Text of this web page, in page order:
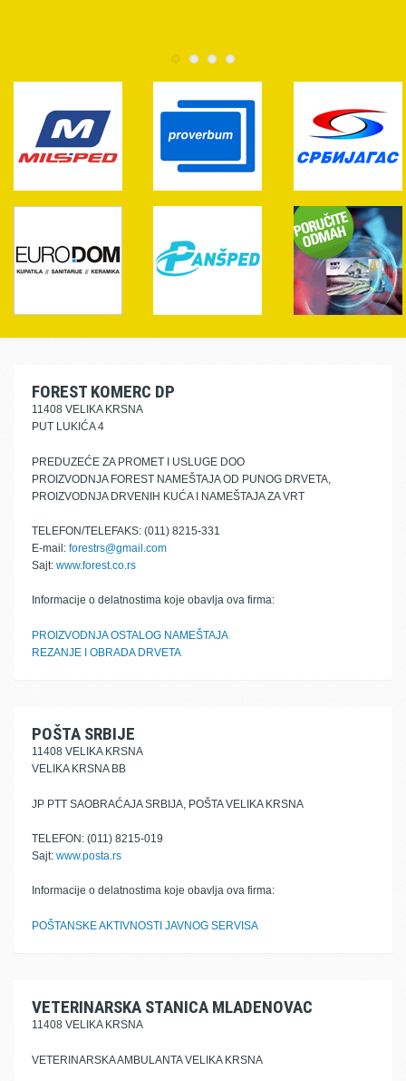
FOREST KOMERC DP
11408 VELIKA KRSNA
PUT LUKIĆA 4
PREDUZEĆE ZA PROMET I USLUGE DOO
PROIZVODNJA FOREST NAMEŠTAJA OD PUNOG DRVETA,
PROIZVODNJA DRVENIH KUĆA I NAMEŠTAJA ZA VRT
TELEFON/TELEFAKS: (011) 8215-331
E-mail: forestrs@gmail.com
Sajt: www.forest.co.rs
Informacije o delatnostima koje obavlja ova firma:
PROIZVODNJA OSTALOG NAMEŠTAJA
REZANJE I OBRADA DRVETA
POŠTA SRBIJE
11408 VELIKA KRSNA
VELIKA KRSNA BB
JP PTT SAOBRAĆAJA SRBIJA, POŠTA VELIKA KRSNA
TELEFON: (011) 8215-019
Sajt: www.posta.rs
Informacije o delatnostima koje obavlja ova firma:
POŠTANSKE AKTIVNOSTI JAVNOG SERVISA
VETERINARSKA STANICA MLADENOVAC
11408 VELIKA KRSNA
VETERINARSKA AMBULANTA VELIKA KRSNA